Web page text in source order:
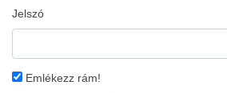
Jelszó
Emlékezz rám!